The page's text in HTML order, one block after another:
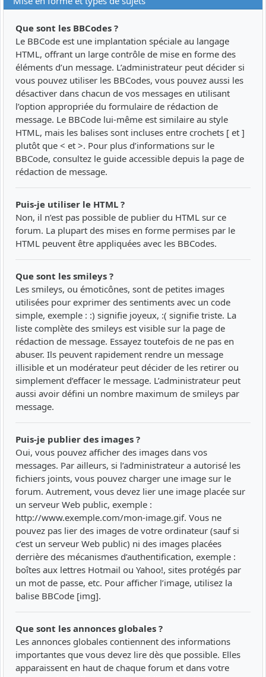
Que sont les BBCodes ?
Le BBCode est une implantation spéciale au langage
HTML, offrant un large contrôle de mise en forme des
éléments d’un message. L’administrateur peut décider si
vous pouvez utiliser les BBCodes, vous pouvez aussi les
désactiver dans chacun de vos messages en utilisant
l’option appropriée du formulaire de rédaction de
message. Le BBCode lui-même est similaire au style
HTML, mais les balises sont incluses entre crochets [ et ]
plutôt que < et >. Pour plus d’informations sur le
BBCode, consultez le guide accessible depuis la page de
rédaction de message.
Puis-je utiliser le HTML ?
Non, il n’est pas possible de publier du HTML sur ce
forum. La plupart des mises en forme permises par le
HTML peuvent être appliquées avec les BBCodes.
Que sont les smileys ?
Les smileys, ou émoticônes, sont de petites images
utilisées pour exprimer des sentiments avec un code
simple, exemple : :) signifie joyeux, :( signifie triste. La
liste complète des smileys est visible sur la page de
rédaction de message. Essayez toutefois de ne pas en
abuser. Ils peuvent rapidement rendre un message
illisible et un modérateur peut décider de les retirer ou
simplement d’effacer le message. L’administrateur peut
aussi avoir défini un nombre maximum de smileys par
message.
Puis-je publier des images ?
Oui, vous pouvez afficher des images dans vos
messages. Par ailleurs, si l’administrateur a autorisé les
fichiers joints, vous pouvez charger une image sur le
forum. Autrement, vous devez lier une image placée sur
un serveur Web public, exemple :
http://www.exemple.com/mon-image.gif. Vous ne
pouvez pas lier des images de votre ordinateur (sauf si
c’est un serveur Web public) ni des images placées
derrière des mécanismes d’authentification, exemple :
boîtes aux lettres Hotmail ou Yahoo!, sites protégés par
un mot de passe, etc. Pour afficher l’image, utilisez la
balise BBCode [img].
Que sont les annonces globales ?
Les annonces globales contiennent des informations
importantes que vous devez lire dès que possible. Elles
apparaissent en haut de chaque forum et dans votre